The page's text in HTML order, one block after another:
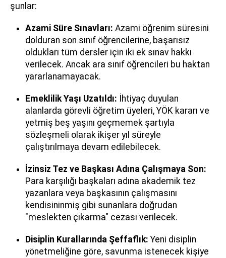
şunlar:
Azami Süre Sınavları: Azami öğrenim süresini
dolduran son sınıf öğrencilerine, başarısız
oldukları tüm dersler için iki ek sınav hakkı
verilecek. Ancak ara sınıf öğrencileri bu haktan
yararlanamayacak.
Emeklilik Yaşı Uzatıldı: İhtiyaç duyulan
alanlarda görevli öğretim üyeleri, YÖK kararı ve
yetmiş beş yaşını geçmemek şartıyla
sözleşmeli olarak ikişer yıl süreyle
çalıştırılmaya devam edilebilecek.
İzinsiz Tez ve Başkası Adına Çalışmaya Son:
Para karşılığı başkaları adına akademik tez
yazanlara veya başkasının çalışmasını
kendisininmiş gibi sunanlara doğrudan
"meslekten çıkarma" cezası verilecek.
Disiplin Kurallarında Şeffaflık: Yeni disiplin
yönetmeliğine göre, savunma istenecek kişiye